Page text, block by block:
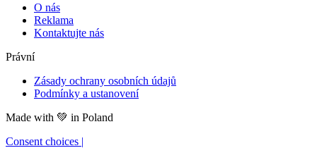
O nás
Reklama
Kontaktujte nás
Právní
Zásady ochrany osobních údajů
Podmínky a ustanovení
Made with 💚 in Poland
Consent choices |